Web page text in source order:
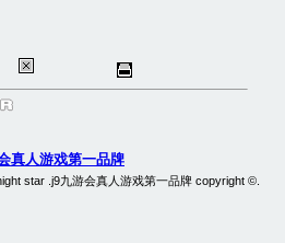
真人游戏第一品牌
star .j9九游会真人游戏第一品牌 copyright ©.